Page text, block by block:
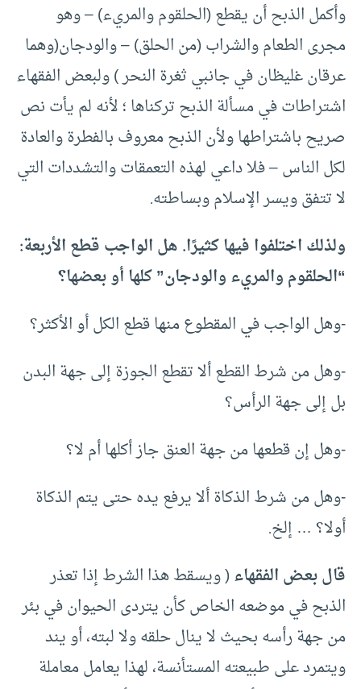
وأكمل الذبح أن يقطع (الحلقوم والمريء) – وهو
مجرى الطعام والشراب (من الحلق) – والودجان(وهما
عرقان غليظان في جانبي ثغرة النحر ) ولبعض الفقهاء
اشتراطات في مسألة الذبح تركناها ؛ لأنه لم يأت نص
صريح باشتراطها ولأن الذبح معروف بالفطرة والعادة
لكل الناس – فلا داعي لهذه التعمقات والتشددات التي
لا تتفق ويسر الإسلام وبساطته.
ولذلك اختلفوا فيها كثيرًا. هل الواجب قطع الأربعة:
“الحلقوم والمريء والودجان” كلها أو بعضها؟
-وهل الواجب في المقطوع منها قطع الكل أو الأكثر؟
-وهل من شرط القطع ألا تقطع الجوزة إلى جهة البدن
بل إلى جهة الرأس؟
-وهل إن قطعها من جهة العنق جاز أكلها أم لا؟
-وهل من شرط الذكاة ألا يرفع يده حتى يتم الذكاة
أولا؟ … إلخ.
قال بعض الفقهاء( ويسقط هذا الشرط إذا تعذر
الذبح في موضعه الخاص كأن يتردى الحيوان في بئر
من جهة رأسه بحيث لا ينال حلقه ولا لبته، أو يند
ويتمرد على طبيعته المستأنسة، لهذا يعامل معاملة